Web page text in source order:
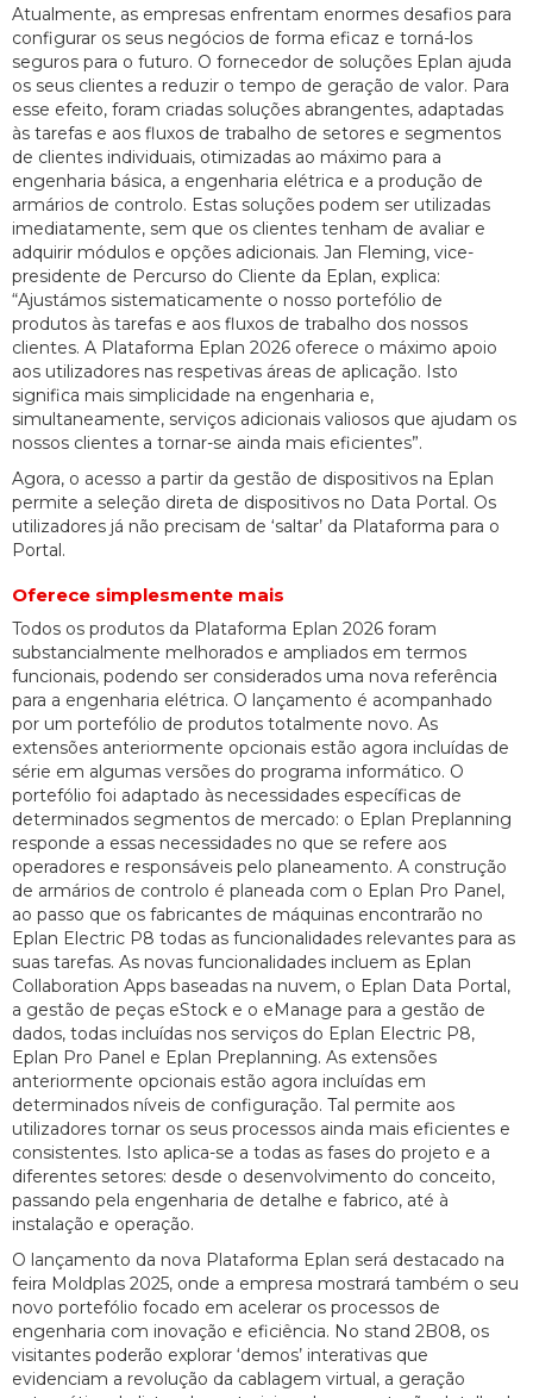
Atualmente, as empresas enfrentam enormes desafios para
configurar os seus negócios de forma eficaz e torná-los
seguros para o futuro. O fornecedor de soluções Eplan ajuda
os seus clientes a reduzir o tempo de geração de valor. Para
esse efeito, foram criadas soluções abrangentes, adaptadas
às tarefas e aos fluxos de trabalho de setores e segmentos
de clientes individuais, otimizadas ao máximo para a
engenharia básica, a engenharia elétrica e a produção de
armários de controlo. Estas soluções podem ser utilizadas
imediatamente, sem que os clientes tenham de avaliar e
adquirir módulos e opções adicionais. Jan Fleming, vice-
presidente de Percurso do Cliente da Eplan, explica:
“Ajustámos sistematicamente o nosso portefólio de
produtos às tarefas e aos fluxos de trabalho dos nossos
clientes. A Plataforma Eplan 2026 oferece o máximo apoio
aos utilizadores nas respetivas áreas de aplicação. Isto
significa mais simplicidade na engenharia e,
simultaneamente, serviços adicionais valiosos que ajudam os
nossos clientes a tornar-se ainda mais eficientes”.
Agora, o acesso a partir da gestão de dispositivos na Eplan
permite a seleção direta de dispositivos no Data Portal. Os
utilizadores já não precisam de ‘saltar’ da Plataforma para o
Portal.
Oferece simplesmente mais
Todos os produtos da Plataforma Eplan 2026 foram
substancialmente melhorados e ampliados em termos
funcionais, podendo ser considerados uma nova referência
para a engenharia elétrica. O lançamento é acompanhado
por um portefólio de produtos totalmente novo. As
extensões anteriormente opcionais estão agora incluídas de
série em algumas versões do programa informático. O
portefólio foi adaptado às necessidades específicas de
determinados segmentos de mercado: o Eplan Preplanning
responde a essas necessidades no que se refere aos
operadores e responsáveis pelo planeamento. A construção
de armários de controlo é planeada com o Eplan Pro Panel,
ao passo que os fabricantes de máquinas encontrarão no
Eplan Electric P8 todas as funcionalidades relevantes para as
suas tarefas. As novas funcionalidades incluem as Eplan
Collaboration Apps baseadas na nuvem, o Eplan Data Portal,
a gestão de peças eStock e o eManage para a gestão de
dados, todas incluídas nos serviços do Eplan Electric P8,
Eplan Pro Panel e Eplan Preplanning. As extensões
anteriormente opcionais estão agora incluídas em
determinados níveis de configuração. Tal permite aos
utilizadores tornar os seus processos ainda mais eficientes e
consistentes. Isto aplica-se a todas as fases do projeto e a
diferentes setores: desde o desenvolvimento do conceito,
passando pela engenharia de detalhe e fabrico, até à
instalação e operação.
O lançamento da nova Plataforma Eplan será destacado na
feira Moldplas 2025, onde a empresa mostrará também o seu
novo portefólio focado em acelerar os processos de
engenharia com inovação e eficiência. No stand 2B08, os
visitantes poderão explorar ‘demos’ interativas que
evidenciam a revolução da cablagem virtual, a geração